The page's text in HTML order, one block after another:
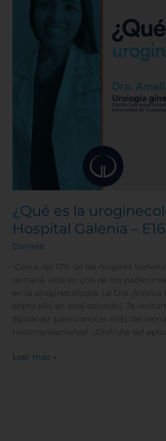
¿Qué es la
Hospital Galenia –
Daniela
Cerca del 17% de las mujeres tienen
urinaria, este es uno de los
en la uroginecología. La Dra. Amelia
sobre ello en este episodio. Te
#podcast para conocer más del tema.
recomendaciones! ¡Disfruta del
Galenia
Leer más »